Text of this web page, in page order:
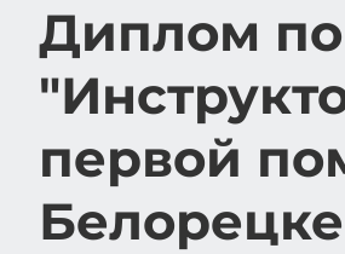
Диплом
первой
Белорецке